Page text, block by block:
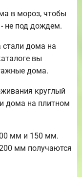
в мороз, чтобы
- не под дождем.
дома на
вы
дома.
круглый
дома на плитном
мм и 150 мм.
мм получаются